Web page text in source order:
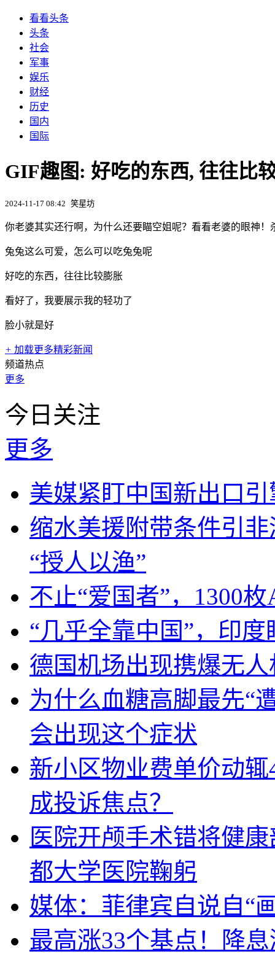
看看头条
头条
社会
军事
娱乐
财经
历史
国内
国际
GIF趣图: 好吃的东西, 往往比
2024-11-17 08:42 笑星坊
你老婆其实还行啊，为什么还要瞄空姐呢？看看老婆的眼神！
兔兔这么可爱，怎么可以吃兔兔呢
好吃的东西，往往比较膨胀
看好了，我要展示我的轻功了
脸小就是好
+ 加载更多精彩新闻
频道热点
更多
今日关注
更多
美媒紧盯中国新出口
缩水美援附带条件引
“授人以渔”
不止“爱国者”，1300
“几乎全靠中国”，印
德国机场出现携爆无
为什么血糖高脚最先“
会出现这个症状
新小区物业费单价动
成投诉焦点？
医院开颅手术错将健
都大学医院鞠躬
媒体：菲律宾自说自“
最高涨33个基点！降